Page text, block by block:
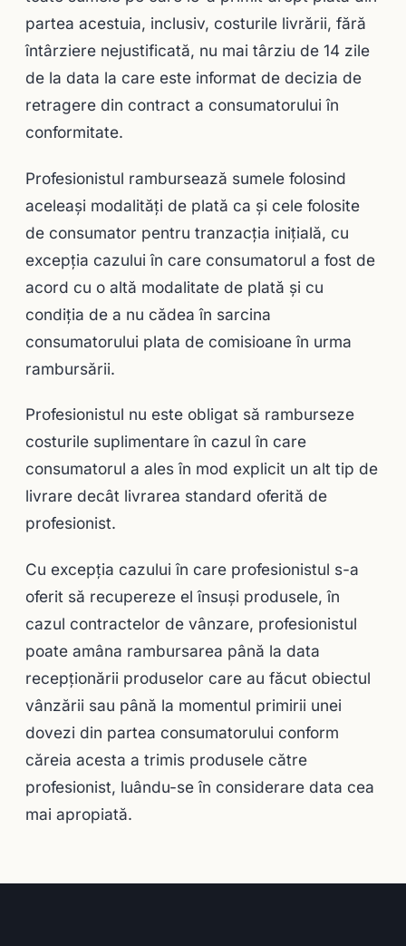
partea acestuia, inclusiv, costurile livrării, fără
întârziere nejustificată, nu mai târziu de 14 zile
de la data la care este informat de decizia de
retragere din contract a consumatorului în
conformitate.
Profesionistul rambursează sumele folosind
aceleaşi modalităţi de plată ca şi cele folosite
de consumator pentru tranzacţia iniţială, cu
excepţia cazului în care consumatorul a fost de
acord cu o altă modalitate de plată şi cu
condiţia de a nu cădea în sarcina
consumatorului plata de comisioane în urma
rambursării.
Profesionistul nu este obligat să ramburseze
costurile suplimentare în cazul în care
consumatorul a ales în mod explicit un alt tip de
livrare decât livrarea standard oferită de
profesionist.
Cu excepţia cazului în care profesionistul s-a
oferit să recupereze el însuşi produsele, în
cazul contractelor de vânzare, profesionistul
poate amâna rambursarea până la data
recepţionării produselor care au făcut obiectul
vânzării sau până la momentul primirii unei
dovezi din partea consumatorului conform
căreia acesta a trimis produsele către
profesionist, luându-se în considerare data cea
mai apropiată.